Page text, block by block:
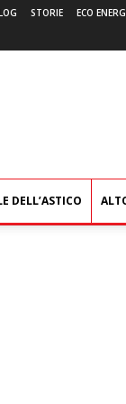
STORIE ECO
DELL’ASTICO